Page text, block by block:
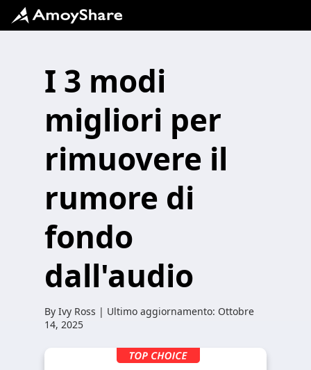
I 3 modi
migliori per
rimuovere il
rumore di
fondo
dall'audio
By Ivy Ross | Ultimo aggiornamento: Ottobre
14, 2025